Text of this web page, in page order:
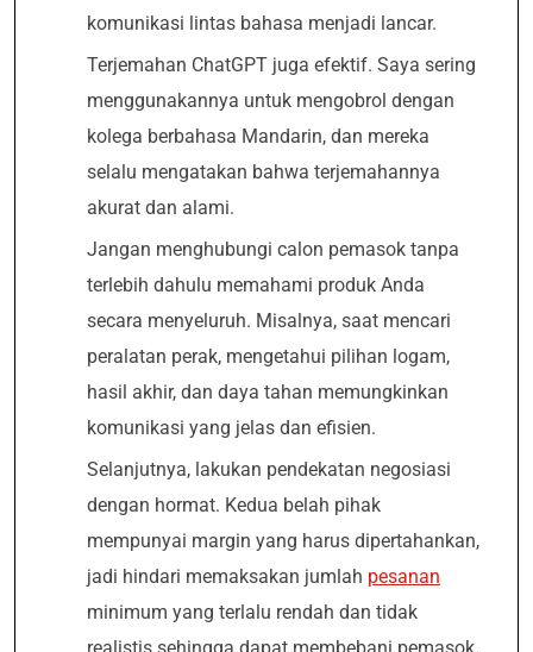
komunikasi lintas bahasa menjadi lancar.
Terjemahan ChatGPT juga efektif. Saya sering
menggunakannya untuk mengobrol dengan
kolega berbahasa Mandarin, dan mereka
selalu mengatakan bahwa terjemahannya
akurat dan alami.
Jangan menghubungi calon pemasok tanpa
terlebih dahulu memahami produk Anda
secara menyeluruh. Misalnya, saat mencari
peralatan perak, mengetahui pilihan logam,
hasil akhir, dan daya tahan memungkinkan
komunikasi yang jelas dan efisien.
Selanjutnya, lakukan pendekatan negosiasi
dengan hormat. Kedua belah pihak
mempunyai margin yang harus dipertahankan,
jadi hindari memaksakan jumlah pesanan
minimum yang terlalu rendah dan tidak